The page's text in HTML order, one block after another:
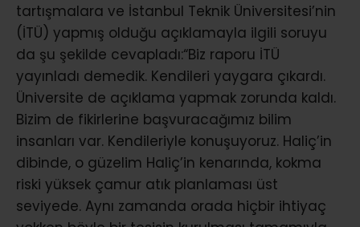
tartışmalara ve İstanbul Teknik Üniversitesi’nin
(İTÜ) yapmış olduğu açıklamayla ilgili soruyu
da şu şekilde cevapladı:“Biz raporu İTÜ
yayınladı demedik. Kendileri yaygara çıkardı.
Üniversite de açıklama yapmak zorunda kaldı.
Bizim de fikirlerine başvuracağımız bilim
insanları var. Kendileriyle konuşuyoruz. Haliç’in
dibinde, o güzelim Haliç’in kenarında, kokma
riski yüksek çamur atık planlaması üst
seviyede. Aynı zamanda orada hiçbir ihtiyaç